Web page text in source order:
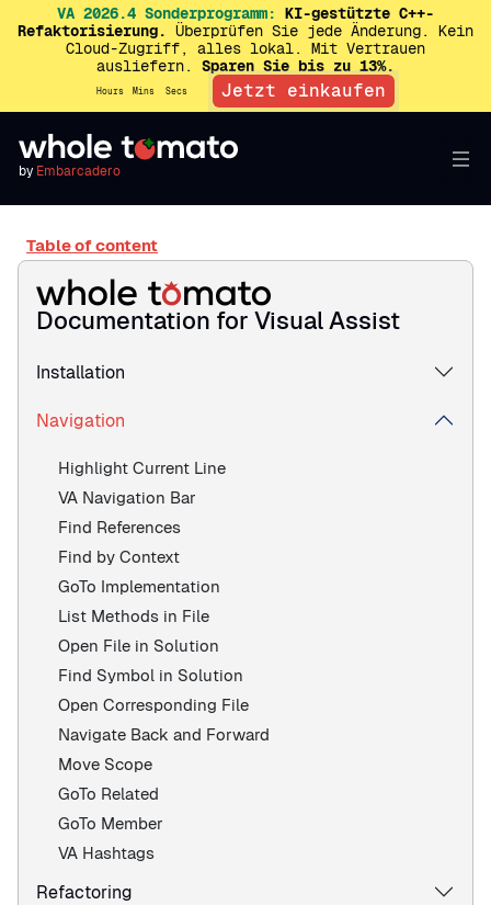
VA 2026.4 Sonderprogramm: KI-gestützte C++-
Refaktorisierung. Überprüfen Sie jede Änderung. Kein
Cloud-Zugriff, alles lokal. Mit Vertrauen
ausliefern. Sparen Sie bis zu 13%.
Hours Mins Secs Jetzt einkaufen
by Embarcadero
Table of content
Documentation for Visual Assist
Installation
Navigation
Highlight Current Line
VA Navigation Bar
Find References
Find by Context
GoTo Implementation
List Methods in File
Open File in Solution
Find Symbol in Solution
Open Corresponding File
Navigate Back and Forward
Move Scope
GoTo Related
GoTo Member
VA Hashtags
Refactoring